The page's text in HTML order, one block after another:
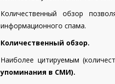
Количественный обзор
информационного спама.
Количественный обзор.
Наиболее цитируемым
упоминания в СМИ).